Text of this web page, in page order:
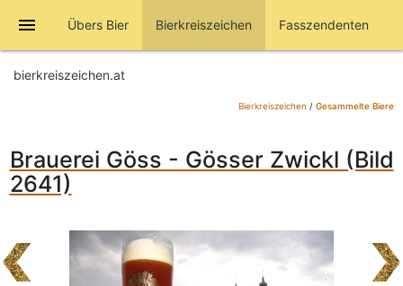
menu Übers Bier Bierkreiszeichen Fasszendenten
bierkreiszeichen.at
Bierkreiszeichen / Gesammelte Biere
Brauerei Göss - Gösser Zwickl (Bild
2641)